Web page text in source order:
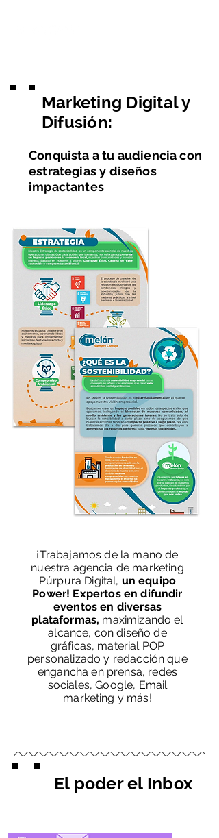
Marketing Digital y
Difusión:
Conquista a tu audiencia con
estrategias y diseños
impactantes
¡Trabajamos de la mano de
nuestra agencia de marketing
Púrpura Digital, un equipo
Power! Expertos en difundir
eventos en diversas
plataformas, maximizando el
alcance, con diseño de
gráficas, material POP
personalizado y redacción que
engancha en prensa, redes
sociales, Google, Email
marketing y más!
El poder el Inbox